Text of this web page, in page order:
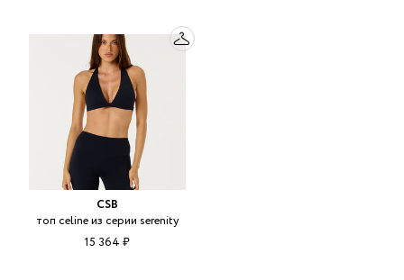
CSB
топ celine из серии serenity
15 364 ₽